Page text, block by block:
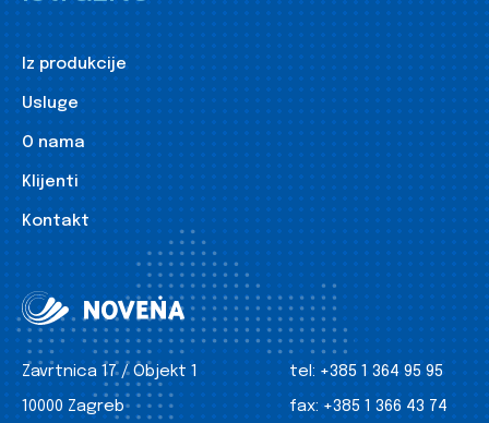
Iz produkcije
Usluge
O nama
Klijenti
Kontakt
Zavrtnica 17 / Objekt 1
10000 Zagreb
tel: +385 1 364 95 95
fax: +385 1 366 43 74